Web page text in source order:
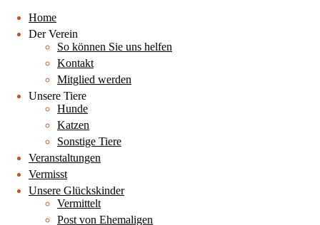
Home
Der Verein
So können Sie uns helfen
Kontakt
Mitglied werden
Unsere Tiere
Hunde
Katzen
Sonstige Tiere
Veranstaltungen
Vermisst
Unsere Glückskinder
Vermittelt
Post von Ehemaligen